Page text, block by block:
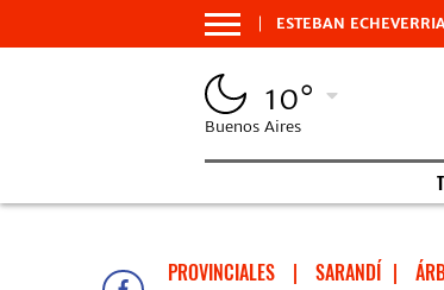
ESTEBAN
10°
Buenos Aires
PROVINCIALES | SARANDÍ |